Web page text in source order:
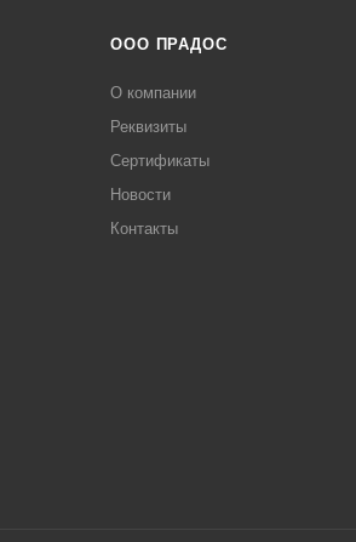
ООО ПРАДОС
О компании
Реквизиты
Сертификаты
Новости
Контакты